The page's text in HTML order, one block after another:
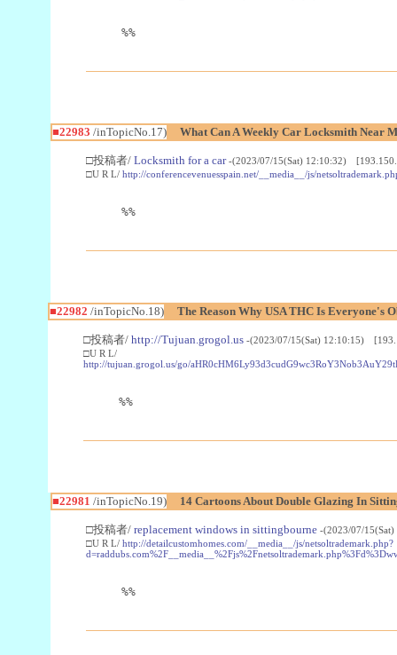
%%
■22983 /inTopicNo.17) What Can A Weekly Car Locksmith Near
□投稿者/ Locksmith for a car -(2023/07/15(Sat) 12:10:32)
□U R L/ http://conferencevenuesspain.net/__media__/js/
%%
■22982 /inTopicNo.18) The Reason Why USA THC Is Everyone's
□投稿者/ http://Tujuan.grogol.us -(2023/07/15(Sat) 12:10:15)
□U R L/
http://tujuan.grogol.us/go/
%%
■22981 /inTopicNo.19) 14 Cartoons About Double Glazing In
□投稿者/ replacement windows in sittingbourne -(2023/07/
□U R L/ http://detailcustomhomes.com/__media__/js/netsoltrademark.php?
%%